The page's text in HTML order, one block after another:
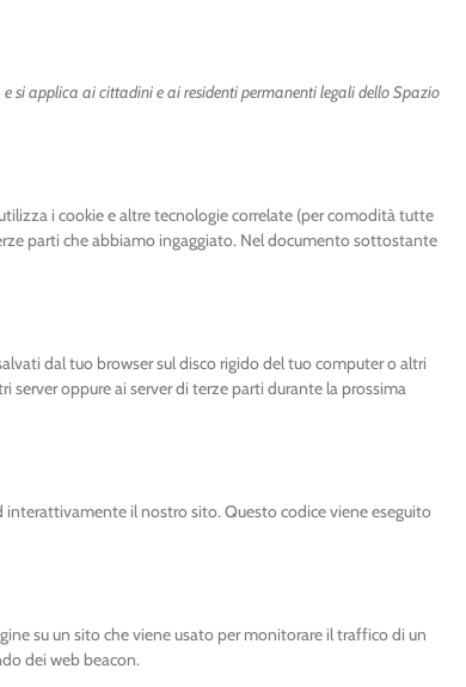
si applica ai cittadini e ai residenti permanenti legali dello Spazio
i cookie e altre tecnologie correlate (per comodità tutte
parti che abbiamo ingaggiato. Nel documento sottostante
dal tuo browser sul disco rigido del tuo computer o altri
oppure ai server di terze parti durante la prossima
il nostro sito. Questo codice viene eseguito
su un sito che viene usato per monitorare il traffico di un
dei web beacon.